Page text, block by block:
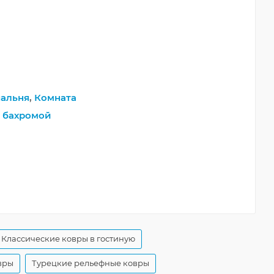
, Комната
бахромой
Классические ковры в гостиную
Турецкие рельефные ковры